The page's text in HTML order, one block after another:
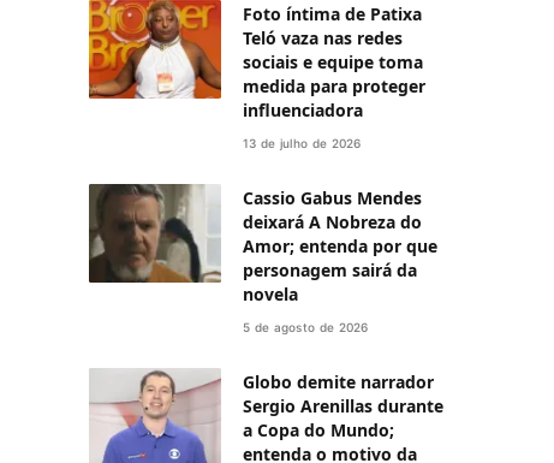
Foto íntima de Patixa
Teló vaza nas redes
sociais e equipe toma
medida para proteger
influenciadora
13 de julho de 2026
Cassio Gabus Mendes
deixará A Nobreza do
Amor; entenda por que
personagem sairá da
novela
5 de agosto de 2026
Globo demite narrador
Sergio Arenillas durante
a Copa do Mundo;
entenda o motivo da